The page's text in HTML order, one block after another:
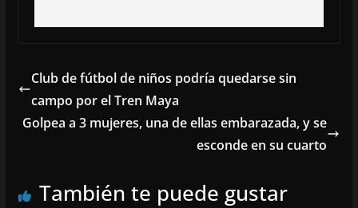
Club de fútbol de niños podría quedarse sin
campo por el Tren Maya
Golpea a 3 mujeres, una de ellas embarazada, y se
esconde en su cuarto
También te puede gustar